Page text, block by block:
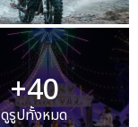
+40
ดูรูปทั้งหมด